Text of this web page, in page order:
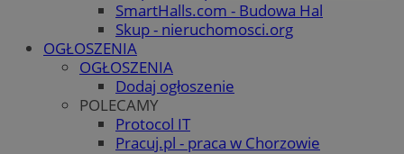
SmartHalls.com - Budowa Hal
Skup - nieruchomosci.org
OGŁOSZENIA
OGŁOSZENIA
Dodaj ogłoszenie
POLECAMY
Protocol IT
Pracuj.pl - praca w Chorzowie